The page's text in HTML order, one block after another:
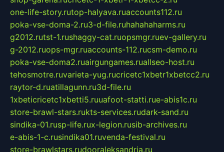
one-life-story.rutop-halyava.ruaccounts112.ru
poka-vse-doma-2.ru3-d-file.ruhahahaharms.ru
g2012.rutst-1.rushaggy-cat.ruopsmgr.ruev-gallery.ru
g-2012.ruops-mgr.ruaccounts-112.rucsm-demo.ru
poka-vse-doma2.ruairgungames.ruallseo-host.ru
tehosmotre.ruvarieta-yug.rucricetc1xbetr1xbetcc2.ru
raytor-d.ruatillagunn.ru3d-file.ru
1xbeticricetc1xbetti5.ruuafoot-statti.rue-abis1c.ru
store-brawl-stars.rukts-services.rudark-sand.ru
sindika-01.rusp-life.rux-legion.rusib-archives.ru
e-abis-1-c.rusindika01.ruvenda-festival.ru
store-brawlstars.rudooraleksandria.ru